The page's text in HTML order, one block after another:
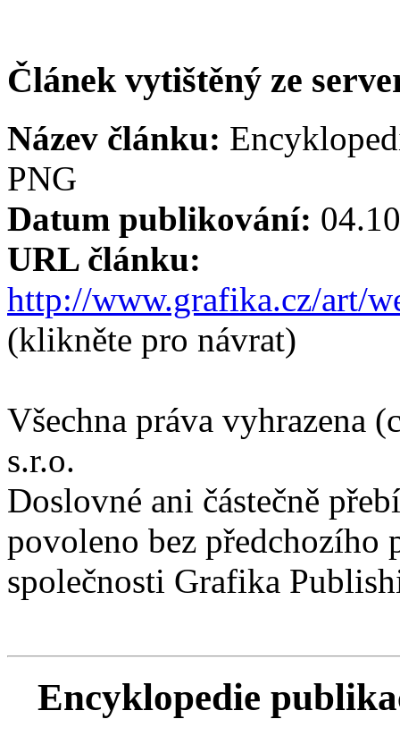
Článek vytištěný ze
Název článku:
PNG
Datum publikování:
URL článku:
http://www.grafika.cz/art/
(klikněte pro návrat)
Všechna práva vyhrazena
s.r.o.
Doslovné ani částečně
povoleno bez předchozího
společnosti Grafika
Encyklopedie